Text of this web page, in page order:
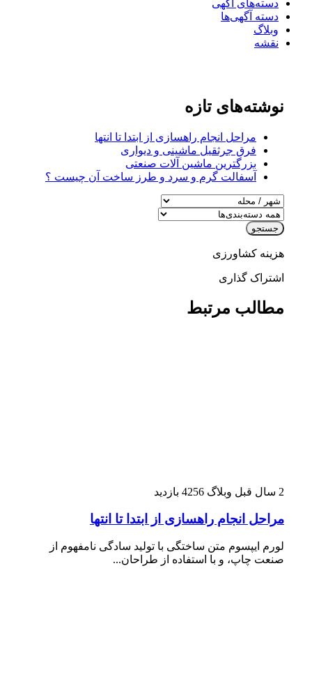
دسته‌های آگهی
دسته آگهی‌ها
وبلاگ
نقشه
نوشته‌های تازه
مراحل انجام راهسازی از ابتدا تا انتها
فرق جرثقیل ماشینی و دیواری
بزرگترین ماشین آلات صنعتی
آسفالت گرم و سرد و طرز ساخت آن چیست ؟
جستجو
هزینه کشاورزی
اشتراک گذاری
مطالب مرتبط
2 سال قبل وبلاگ 4256 بازدید
مراحل انجام راهسازی از ابتدا تا انتها
لورم ایپسوم متن ساختگی با تولید سادگی نامفهوم از
صنعت چاپ، و با استفاده از طراحان...